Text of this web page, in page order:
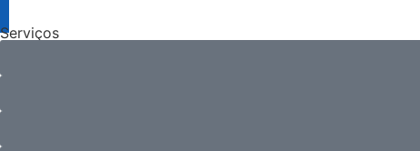
Serviços